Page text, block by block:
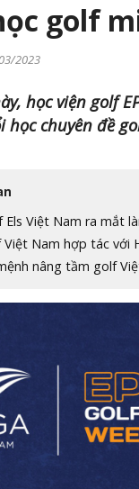
golf
2023
học viện golf
học chuyên đề
Els Việt Nam ra mắt
Việt Nam hợp tác với
nâng tầm golf